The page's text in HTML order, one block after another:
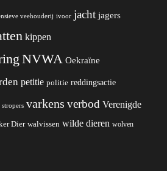
veehouderij ivoor jacht jagers
kippen
NVWA Oekraïne
petitie politie reddingsactie
stropers varkens verbod Verenigde
Dier walvissen wilde dieren wolven